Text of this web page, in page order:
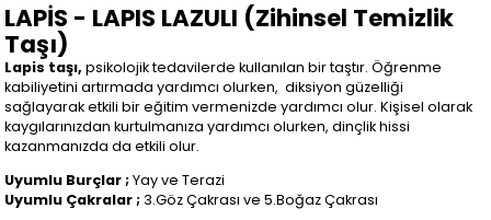
LAPİS - LAPIS LAZULI (Zihinsel Temizlik
Taşı)
Lapis taşı,psikolojik tedavilerde kullanılan bir taştır. Öğrenme
kabiliyetini artırmada yardımcı olurken, diksiyon güzelliği
sağlayarak etkili bir eğitim vermenizde yardımcı olur. Kişisel olarak
kaygılarınızdan kurtulmanıza yardımcı olurken, dinçlik hissi
kazanmanızda da etkili olur.
Uyumlu Burçlar ;Yay ve Terazi
Uyumlu Çakralar ; 3.Göz Çakrası ve 5.Boğaz Çakrası